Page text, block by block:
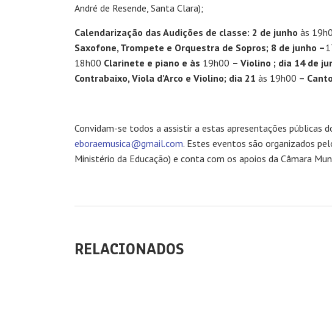
André de Resende, Santa Clara);
Calendarização das Audições de classe: 2 de junho às
Saxofone, Trompete e Orquestra de Sopros; 8 de junho –
18h00 Clarinete e piano e às 19h00 – Violino ; dia 14 de
Contrabaixo, Viola d’Arco e Violino; dia 21 às 19h00 –
Convidam-se todos a assistir a estas apresentações públicas
eboraemusica@gmail.com. Estes eventos são organizados
Ministério da Educação) e conta com os apoios da Câmara
RELACIONADOS